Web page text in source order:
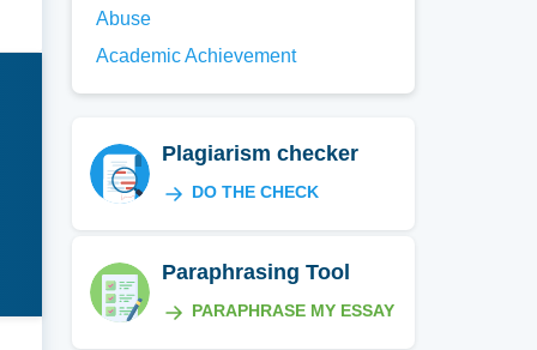
Abuse
Academic Achievement
Plagiarism checker
DO THE CHECK
Paraphrasing Tool
PARAPHRASE MY ESSAY